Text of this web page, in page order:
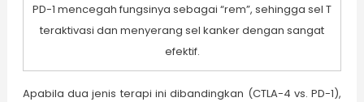
PD-1 mencegah fungsinya sebagai “rem”, sehingga sel T
teraktivasi dan menyerang sel kanker dengan sangat
efektif.
Apabila dua jenis terapi ini dibandingkan (CTLA-4 vs. PD-1),